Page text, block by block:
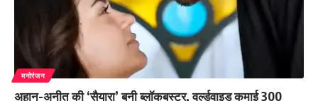
मनोरंजन
अहान-अनीत की ‘सैयारा’ बनी ब्लॉकबस्टर, वर्ल्डवाइड कमाई 300